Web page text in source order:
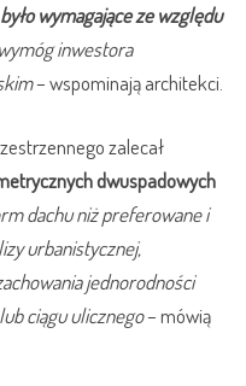
wymagające ze względu
inwestora
– wspominają architekci.
zalecał
dwuspadowych
dachu niż preferowane i
urbanistycznej,
jednorodności
ciągu ulicznego– mówią